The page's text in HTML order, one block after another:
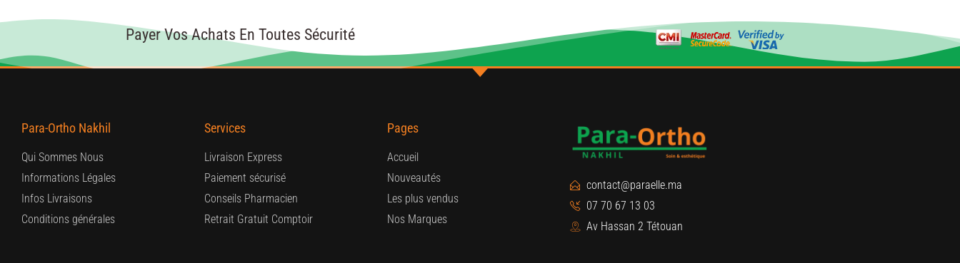
Payer Vos Achats En Toutes Sécurité
Para-Ortho Nakhil
Qui Sommes Nous
Informations Légales
Infos Livraisons
Conditions générales
Services
Livraison Express
Paiement sécurisé
Conseils Pharmacien
Retrait Gratuit Comptoir
Pages
Accueil
Nouveautés
Les plus vendus
Nos Marques
contact@paraelle.ma
07 70 67 13 03
Av Hassan 2 Tétouan